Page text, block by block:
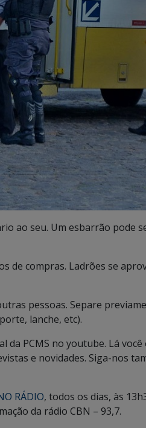
ao seu. Um esbarrão pode
de compras. Ladrões se
pessoas. Separe
lanche, etc).
da PCMS no youtube. Lá
e novidades. Siga-nos
RÁDIO, todos os dias, às
da rádio CBN – 93,7.